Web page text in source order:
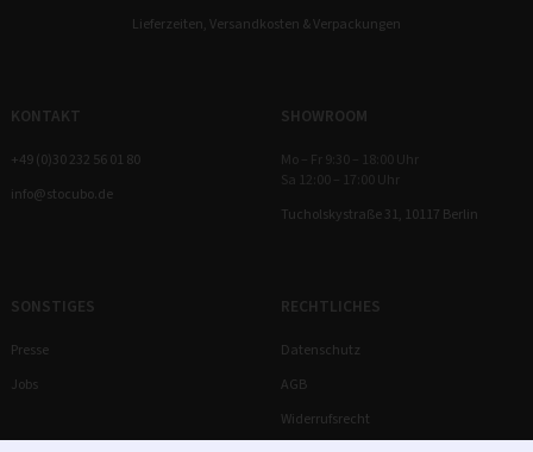
Lieferzeiten, Versandkosten & Verpackungen
KONTAKT
+49 (0)30 232 56 01 80
info@stocubo.de
SHOWROOM
Mo – Fr 9:30 – 18:00 Uhr
Sa 12:00 – 17:00 Uhr
Tucholskystraße 31, 10117 Berlin
SONSTIGES
Presse
Jobs
RECHTLICHES
Datenschutz
AGB
Widerrufsrecht